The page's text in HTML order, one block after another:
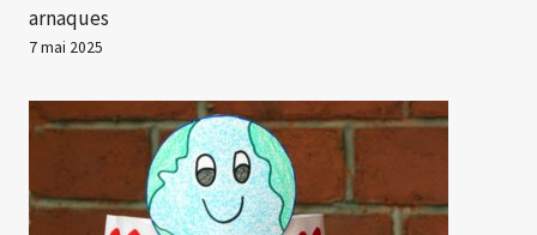
arnaques
7 mai 2025